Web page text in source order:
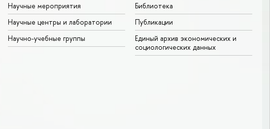
Научные мероприятия
Научные центры и лаборатории
Научно-учебные группы
Библиотека
Публикации
Единый архив экономических и
социологических данных